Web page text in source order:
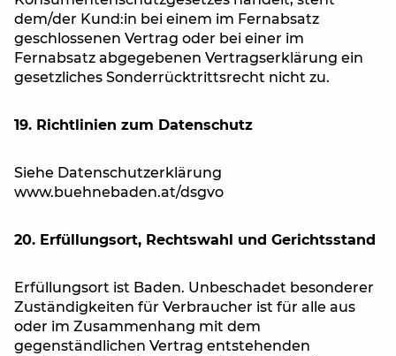
dem/der Kund:in bei einem im Fernabsatz
geschlossenen Vertrag oder bei einer im
Fernabsatz abgegebenen Vertragserklärung ein
gesetzliches Sonderrücktrittsrecht nicht zu.
19. Richtlinien zum Datenschutz
Siehe Datenschutzerklärung
www.buehnebaden.at/dsgvo
20. Erfüllungsort, Rechtswahl und Gerichtsstand
Erfüllungsort ist Baden. Unbeschadet besonderer
Zuständigkeiten für Verbraucher ist für alle aus
oder im Zusammenhang mit dem
gegenständlichen Vertrag entstehenden